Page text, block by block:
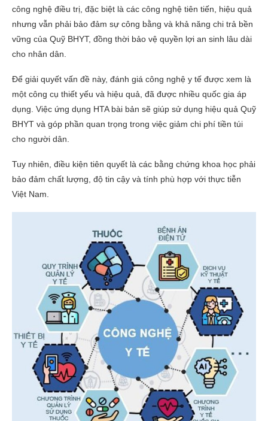
công nghệ điều trị, đặc biệt là các công nghệ tiên tiến, hiệu quả
nhưng vẫn phải bảo đảm sự công bằng và khả năng chi trả bền
vững của Quỹ BHYT, đồng thời bảo vệ quyền lợi an sinh lâu dài
cho nhân dân.
Để giải quyết vấn đề này, đánh giá công nghệ y tế được xem là
một công cụ thiết yếu và hiệu quả, đã được nhiều quốc gia áp
dụng. Việc ứng dụng HTA bài bản sẽ giúp sử dụng hiệu quả Quỹ
BHYT và góp phần quan trọng trong việc giảm chi phí tiền túi
cho người dân.
Tuy nhiên, điều kiện tiên quyết là các bằng chứng khoa học phải
bảo đảm chất lượng, độ tin cậy và tính phù hợp với thực tiễn
Việt Nam.